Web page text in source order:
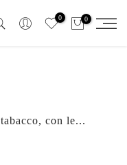
0 0
con le...